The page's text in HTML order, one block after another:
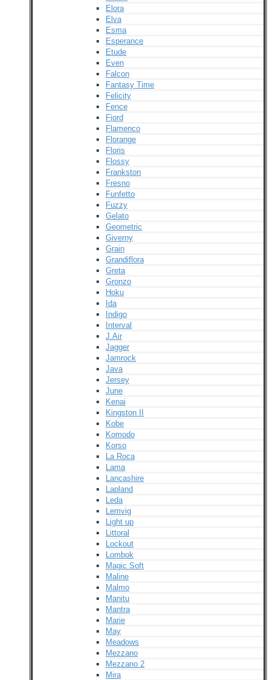
Elora
Elva
Esma
Esperance
Etude
Even
Falcon
Fantasy Time
Felicity
Fence
Fiord
Flamenco
Florange
Floris
Flossy
Frankston
Fresno
Funfetto
Fuzzy
Gelato
Geometric
Giverny
Grain
Grandiflora
Greta
Gronzo
Hoku
Ida
Indigo
Interval
J.Air
Jagger
Jamrock
Java
Jersey
June
Kenai
Kingston II
Kobe
Komodo
Korso
La Roca
Lama
Lancashire
Lapland
Leda
Lemvig
Light up
Littoral
Lockout
Lombok
Magic Soft
Maline
Malmo
Manitu
Mantra
Marie
May
Meadows
Mezzano
Mezzano 2
Mira